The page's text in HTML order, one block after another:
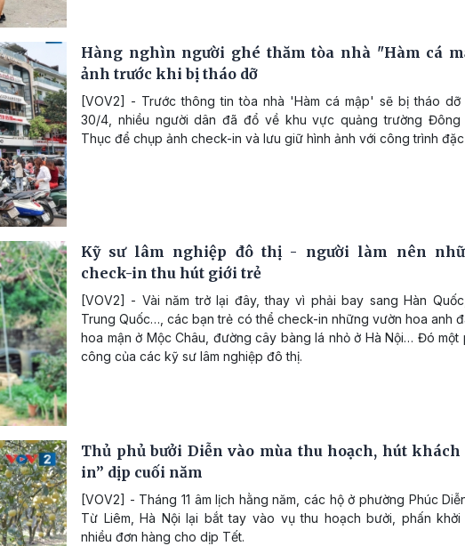
Hàng nghìn người ghé thăm tòa nhà "Hàm cá
ảnh trước khi bị tháo dỡ
[VOV2] - Trước thông tin tòa nhà 'Hàm cá mập' sẽ bị tháo dỡ
30/4, nhiều người dân đã đổ về khu vực quảng trường Đông
Thục để chụp ảnh check-in và lưu giữ hình ảnh với công trình đặc
Kỹ sư lâm nghiệp đô thị - người làm nên
check-in thu hút giới trẻ
[VOV2] - Vài năm trở lại đây, thay vì phải bay sang Hàn Quốc,
Trung Quốc…, các bạn trẻ có thể check-in những vườn hoa anh
hoa mận ở Mộc Châu, đường cây bàng lá nhỏ ở Hà Nội… Đó một
công của các kỹ sư lâm nghiệp đô thị.
Thủ phủ bưởi Diễn vào mùa thu hoạch, hút khách
in” dịp cuối năm
[VOV2] - Tháng 11 âm lịch hằng năm, các hộ ở phường Phúc
Từ Liêm, Hà Nội lại bắt tay vào vụ thu hoạch bưởi, phấn khởi
nhiều đơn hàng cho dịp Tết.